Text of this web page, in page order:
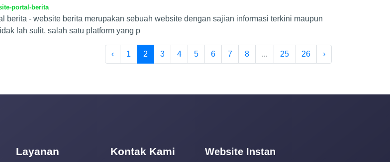
portal-berita
berita - website berita merupakan sebuah website dengan sajian informasi terkini maupun
lah sulit, salah satu platform yang p
‹ 1 2 3 4 5 6 7 8 ... 25 26 ›
Layanan Kontak Kami Website Instan